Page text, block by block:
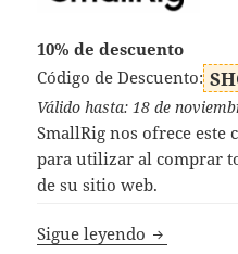
10% de descuento
Código de Descuento:
Válido hasta: 18 de
SmallRig nos ofrece este
para utilizar al comprar
de su sitio web.
Sigue leyendo Códigos